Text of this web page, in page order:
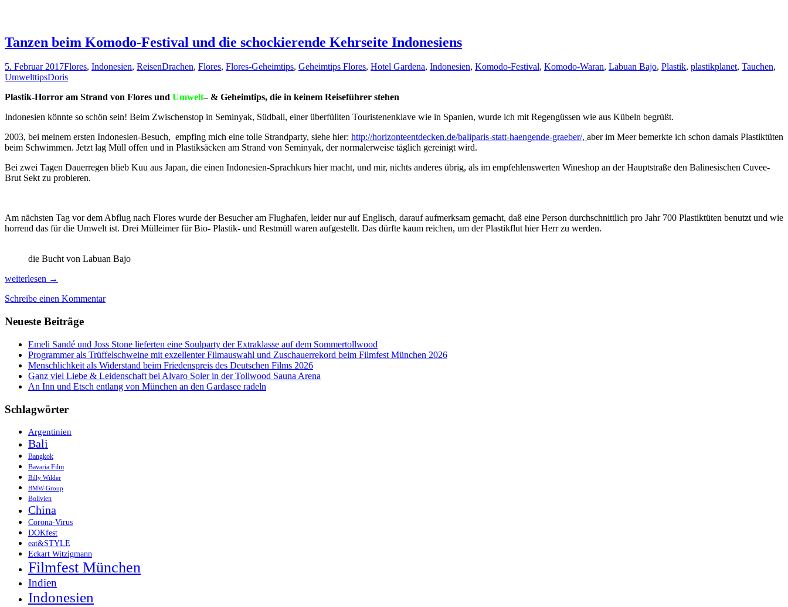
Tanzen beim Komodo-Festival und die schockierende Kehrseite Indonesiens
5. Februar 2017Flores, Indonesien, ReisenDrachen, Flores, Flores-Geheimtips, Geheimtips Flores, Hotel Gardena, Indonesien, Komodo-Festival, Komodo-Waran, Labuan Bajo, Plastik, plastikplanet, Tauchen,
UmwelttipsDoris
Plastik-Horror am Strand von Flores und Umwelt– & Geheimtips, die in keinem Reiseführer stehen
Indonesien könnte so schön sein! Beim Zwischenstop in Seminyak, Südbali, einer überfüllten Touristenenklave wie in Spanien, wurde ich mit Regengüssen wie aus Kübeln begrüßt.
2003, bei meinem ersten Indonesien-Besuch, empfing mich eine tolle Strandparty, siehe hier: http://horizonteentdecken.de/baliparis-statt-haengende-graeber/, aber im Meer bemerkte ich schon damals Plastiktüten
beim Schwimmen. Jetzt lag Müll offen und in Plastiksäcken am Strand von Seminyak, der normalerweise täglich gereinigt wird.
Bei zwei Tagen Dauerregen blieb Kuu aus Japan, die einen Indonesien-Sprachkurs hier macht, und mir, nichts anderes übrig, als im empfehlenswerten Wineshop an der Hauptstraße den Balinesischen Cuvee-
Brut Sekt zu probieren.
Am nächsten Tag vor dem Abflug nach Flores wurde der Besucher am Flughafen, leider nur auf Englisch, darauf aufmerksam gemacht, daß eine Person durchschnittlich pro Jahr 700 Plastiktüten benutzt und wie
horrend das für die Umwelt ist. Drei Mülleimer für Bio- Plastik- und Restmüll waren aufgestellt. Das dürfte kaum reichen, um der Plastikflut hier Herr zu werden.
die Bucht von Labuan Bajo
Tanzen
Komodo-
und
schockierende
Kehrseite
Indonesiens
weiterlesen →
Schreibe einen Kommentar
Neueste Beiträge
Emeli Sandé und Joss Stone lieferten eine Soulparty der Extraklasse auf dem Sommertollwood
Programmer als Trüffelschweine mit exzellenter Filmauswahl und Zuschauerrekord beim Filmfest München 2026
Menschlichkeit als Widerstand beim Friedenspreis des Deutschen Films 2026
Ganz viel Liebe & Leidenschaft bei Alvaro Soler in der Tollwood Sauna Arena
An Inn und Etsch entlang von München an den Gardasee radeln
Schlagwörter
Argentinien
Bali
Bangkok
Bavaria Film
Billy Wilder
BMW-Group
Bolivien
China
Corona-Virus
DOKfest
eat&STYLE
Eckart Witzigmann
Filmfest München
Indien
Indonesien